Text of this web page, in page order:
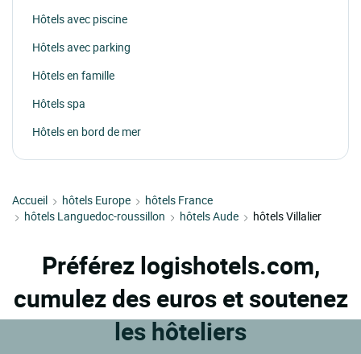
Hôtels avec piscine
Hôtels avec parking
Hôtels en famille
Hôtels spa
Hôtels en bord de mer
Accueil hôtels Europe
hôtels France
hôtels Languedoc-roussillon
hôtels Aude hôtels Villalier
Préférez logishotels.com,
cumulez des euros et soutenez
les hôteliers